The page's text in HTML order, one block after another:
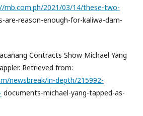
mb.com.ph/2021/03/14/these-two-
are-reason-enough-for-kaliwa-dam-
Contracts Show Michael Yang
Retrieved from:
newsbreak/in-depth/215992-
documents-michael-yang-tapped-as-